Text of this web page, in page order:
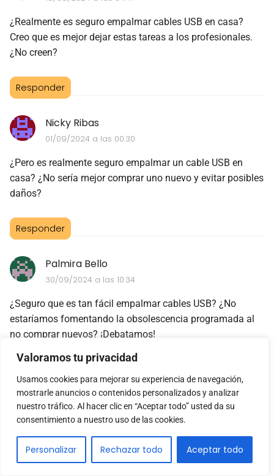
Valoramos tu privacidad
Usamos cookies para mejorar su experiencia de navegación,
mostrarle anuncios o contenidos personalizados y analizar
nuestro tráfico. Al hacer clic en “Aceptar todo” usted da su
consentimiento a nuestro uso de las cookies.
Personalizar Rechazar todo Aceptar todo
¿Realmente es seguro empalmar cables USB en casa?
Creo que es mejor dejar estas tareas a los profesionales.
¿No creen?
Responder
Nicky Ribas
01/09/2024 a las 00:30
¿Pero es realmente seguro empalmar un cable USB en
casa? ¿No sería mejor comprar uno nuevo y evitar posibles
daños?
Responder
Palmira Bello
30/09/2024 a las 10:34
¿Seguro que es tan fácil empalmar cables USB? ¿No
estaríamos fomentando la obsolescencia programada al
no comprar nuevos? ¡Debatamos!
Taresa Alamo
03/10/2024 a las 03:17
Personalmente, creo que el empalme de cables USB puede
ser un riesgo innecesario. ¿No sería mejor simplemente